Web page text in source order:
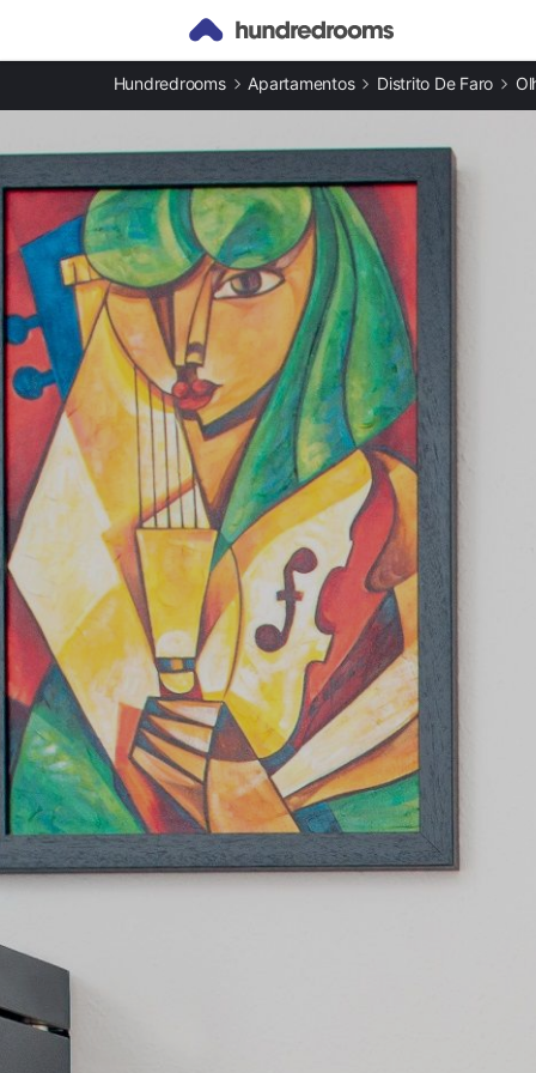
Casas rurales en Olhão provincia
Apartamentos en Olhão provincia
Hundredrooms Apartamentos Distrito De Faro